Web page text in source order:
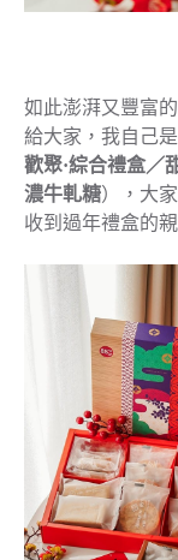
如此澎湃又豐富
給大家，我自己
歡聚·綜合禮盒／
濃牛軋糖），大
收到過年禮盒的